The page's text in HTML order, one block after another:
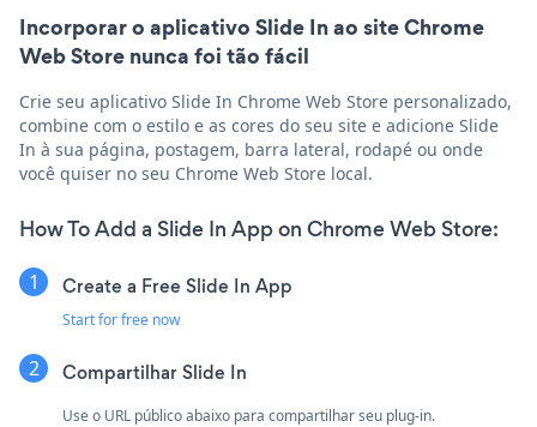
Incorporar o aplicativo Slide In ao site Chrome
Web Store nunca foi tão fácil
Crie seu aplicativo Slide In Chrome Web Store personalizado,
combine com o estilo e as cores do seu site e adicione Slide
In à sua página, postagem, barra lateral, rodapé ou onde
você quiser no seu Chrome Web Store local.
How To Add a Slide In App on Chrome Web Store:
Create a Free Slide In App
Start for free now
Compartilhar Slide In
Use o URL público abaixo para compartilhar seu plug-in.